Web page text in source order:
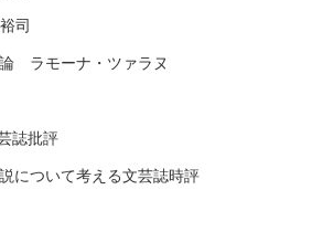
司
ラモーナ・ツァラヌ
誌批評
について考える文芸誌時評